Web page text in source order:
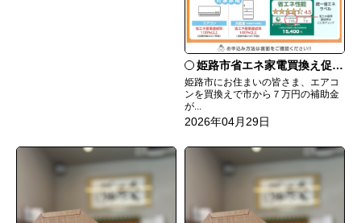
姫路市省エネ家電買換え促進事業補助金取扱い中
姫路市にお住まいの皆さま、エアコ
ンを買換えで市から７万円の補助金
が...
2026年04月29日